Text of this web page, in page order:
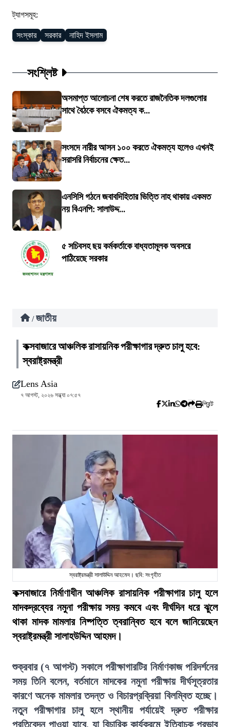
ট্যাগসমূহ:
সংস্কার সরকার নাহিদ ইসলাম
সংশ্লিষ্ট
অসমাপ্ত আলোচনা শেষ করতে রাজনৈতিক দলগুলোর
সাথে বৈঠকে বসবে ঐকমত্য ক...
সংসদে নারীর আসন ১০০ করতে ঐকমত্য হলেও এখনই
সরাসরি নির্বাচনের ক্ষেত...
এনসিসি গঠনে জবাবদিহিতার ভিত্তি নাহ থাকায় একমত
নয় বিএনপি: সালাউদ্দ...
৫ সচিবসহ ছয় কর্মকর্তাকে বাধ্যতামূলক অবসরে
পাঠিয়েছে সরকার
/ জাতীয়
কক্সবাজারে আঞ্চলিক রাসায়নিক পরীক্ষাগার দ্রুত চালু হবে:
স্বরাষ্ট্রমন্ত্রী
Lens Asia
৭ আগস্ট, ২০২৬ সন্ধ্যা ০৭:৫৭
প্রিন্ট
স্বরাষ্ট্রমন্ত্রী সালাউদ্দিন আহমেদ। ছবি: সংগৃহীত
কক্সবাজারে নির্মাণাধীন আঞ্চলিক রাসায়নিক পরীক্ষাগার চালু হলে
মাদকদ্রব্যের নমুনা পরীক্ষায় সময় কমবে এবং দীর্ঘদিন ধরে ঝুলে
থাকা মাদক মামলার নিষ্পত্তি ত্বরান্বিত হবে বলে জানিয়েছেন
স্বরাষ্ট্রমন্ত্রী সালাহউদ্দিন আহমদ।
শুক্রবার (৭ আগস্ট) সকালে পরীক্ষাগারটির নির্মাণকাজ পরিদর্শনের
সময় তিনি বলেন, বর্তমানে মাদকের নমুনা পরীক্ষায় দীর্ঘসূত্রতার
কারণে অনেক মামলার তদন্ত ও বিচারপ্রক্রিয়া বিলম্বিত হচ্ছে।
নতুন পরীক্ষাগার চালু হলে স্থানীয় পর্যায়েই দ্রুত পরীক্ষার
প্রতিবেদন পাওয়া যাবে, যা বিচারিক কার্যক্রমে ইতিবাচক প্রভাব